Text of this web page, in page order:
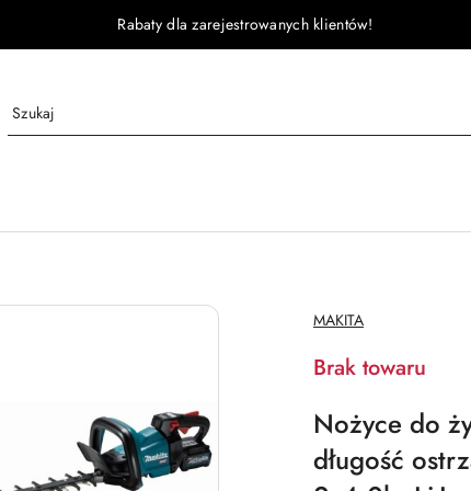
Rabaty dla zarejestrowanych klientów!
NAZWA
PRODUCENTA:
MAKITA
Brak towaru
Nożyce do
długość